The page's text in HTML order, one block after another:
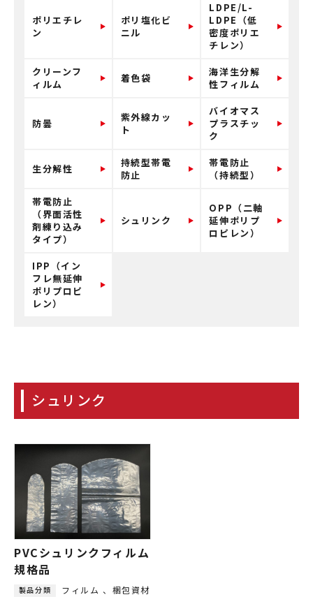
ポリエチレ
ン
ポリ塩化ビ
ニル
LDPE/L-
LDPE（低
密度ポリエ
チレン）
クリーンフ
ィルム
着色袋
海洋生分解
性フィルム
防曇
紫外線カッ
ト
バイオマス
プラスチッ
ク
生分解性
持続型帯電
防止
帯電防止
（持続型）
帯電防止
（界面活性
剤練り込み
タイプ）
シュリンク
OPP（二軸
延伸ポリプ
ロピレン）
IPP（イン
フレ無延伸
ポリプロピ
レン）
シュリンク
PVCシュリンクフィルム
規格品
製品分類 フィルム 梱包資材